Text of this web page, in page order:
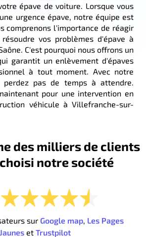
épave de voiture. Lorsque vous
urgence épave, notre équipe est
comprenons l'importance de réagir
vos problèmes d'épave à
C'est pourquoi nous offrons un
garantit un enlèvement d'épaves
à tout moment. Avec notre
perdez pas de temps à attendre.
pour une intervention en
véhicule à Villefranche-sur-
des milliers de clients
notre société
sur Google map, Les Pages
Jaunes et Trustpilot